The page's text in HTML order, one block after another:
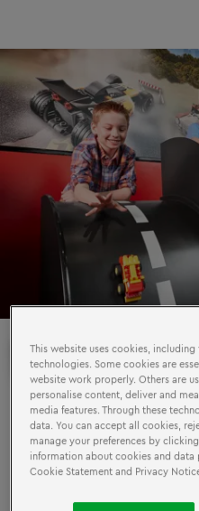
ENERGIE EN
Natuurlijk heb jij een klas
ergens hun energie kwijt
klimmen en klauteren in
de Ninjago Trainingszone
prachtige LEGO® stad in
This website uses cookies,
technologies. Some cookies are
website work properly. Others are
personalise content, deliver and
media features. Through these
data. You can accept all cookies,
manage your preferences by
information about cookies and data
Cookie Statement and Privacy